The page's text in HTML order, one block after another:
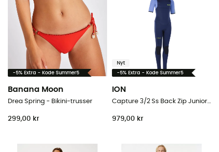
-5% Extra - Kode Summer5
Banana Moon
Drea Spring - Bikini-trusser
299,00 kr
Nyt
-5% Extra - Kode Summer5
ION
Capture 3/2 Ss Back Zip Junior - Våddragter til surf - Barn
979,00 kr